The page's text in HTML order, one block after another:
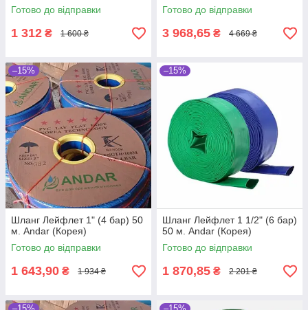
Готово до відправки
1 312 ₴ 1 600 ₴
Готово до відправки
3 968,65 ₴ 4 669 ₴
–15%
Шланг Лейфлет 1" (4 бар) 50
м. Andar (Корея)
Готово до відправки
1 643,90 ₴ 1 934 ₴
–15%
Шланг Лейфлет 1 1/2" (6 бар)
50 м. Andar (Корея)
Готово до відправки
1 870,85 ₴ 2 201 ₴